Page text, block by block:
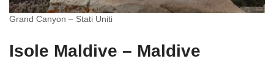
Grand Canyon – Stati Uniti
Isole Maldive – Maldive